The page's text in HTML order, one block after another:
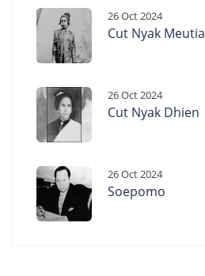
26 Oct 2024
Cut Nyak Meutia
26 Oct 2024
Cut Nyak Dhien
26 Oct 2024
Soepomo